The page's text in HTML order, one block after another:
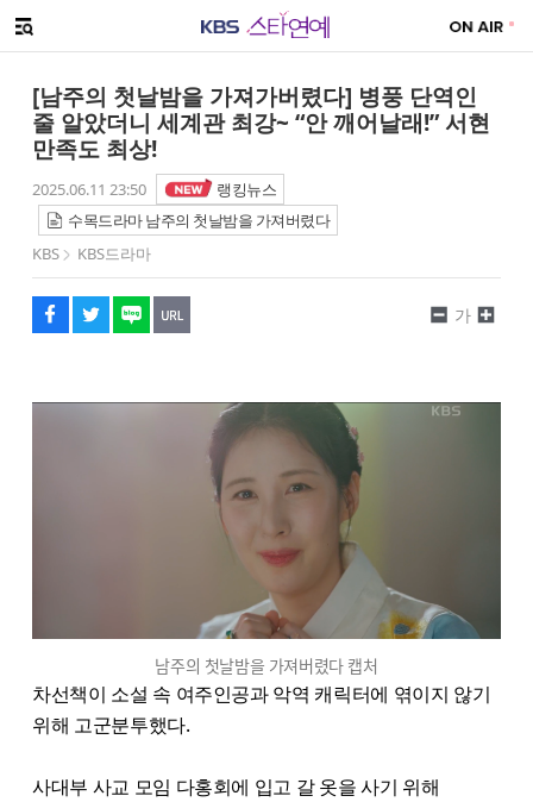
메뉴 열기
[남주의 첫날밤을 가져가버렸다] 병풍 단역인
줄 알았더니 세계관 최강~ “안 깨어날래!” 서현
만족도 최상!
2025.06.11 23:50
랭킹뉴스
수목드라마 남주의 첫날밤을 가져버렸다
KBS
KBS드라마
페이스북
트위터
네이버
URL복사
글씨 작게보기
가
글씨 크게보기
남주의 첫날밤을 가져버렸다 캡처
차선책이 소설 속 여주인공과 악역 캐릭터에 엮이지 않기
위해 고군분투했다.
사대부 사교 모임 다홍회에 입고 갈 옷을 사기 위해